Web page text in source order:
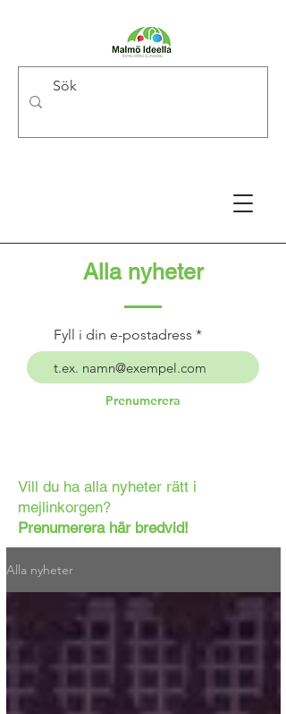
Alla nyheter
Fyll i din e-postadress
Prenumerera
Vill du ha alla nyheter rätt i
mejlinkorgen?
Prenumerera här bredvid!
Alla nyheter